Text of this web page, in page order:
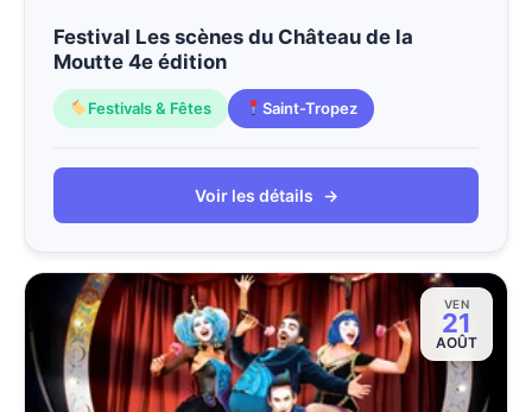
Festival Les scènes du Château de la
Moutte 4e édition
Festivals & Fêtes Saint-Tropez
Voir les détails →
VEN
21
AOÛT